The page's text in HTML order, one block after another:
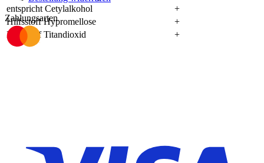
entspricht Cetylalkohol
+
Hilfsstoff Hypromellose
+
Hilfsstoff Titandioxid
+
Zahlungsarten